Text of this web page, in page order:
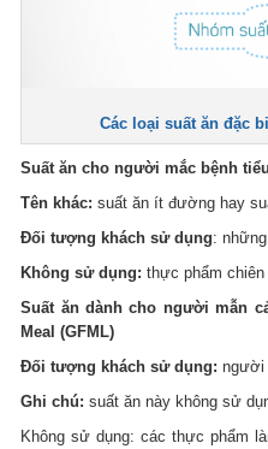
Các loại suất ăn đặc
Suất ăn cho người mắc bệnh
Tên khác: suất ăn ít đường hay
Đối tượng khách sử dụng:
Không sử dụng: thực phẩm chiên
Suất ăn dành cho người mẫn
Meal (GFML)
Đối tượng khách sử dụng: người
Ghi chú: suất ăn này không sử
Không sử dụng: các thực phẩm